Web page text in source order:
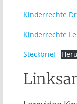
Kinderrechte
Kinderrechte
Steckbrief